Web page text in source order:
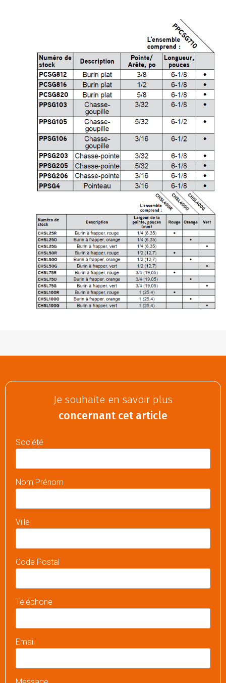
Je souhaite en savoir plus
concernant cet article
Société
Nom Prénom
Ville
Code Postal
Téléphone
Email